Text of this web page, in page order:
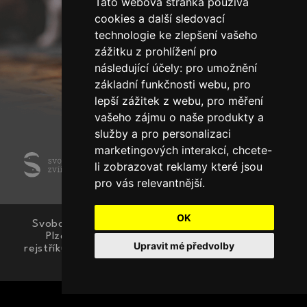
cookies a další sledovací
technologie ke zlepšení vašeho
zážitku z prohlížení pro
následující účely: pro umožnění
základní funkčnosti webu, pro
lepší zážitek z webu, pro měření
vašeho zájmu o naše produkty a
služby a pro personalizaci
marketingových interakcí, chcete-
li zobrazovat reklamy které jsou
pro vás relevantnější.
OK
Upravit mé předvolby
Photo credits
Designed byEverythingDesign
Svoboda zvířat, z.s., Bzenecká 1054/1, 323 00
Plzeň, IČO: 66365678, Spolek je zapsán v
rejstříku spolků vedeném Krajským soudem v Plzni,
oddíl L, vložka 2525.